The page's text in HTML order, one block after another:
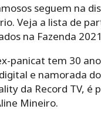
seguem na
Veja a lista de
na Fazenda
panicat tem 30
e namorada
da Record TV, é
Mineiro.